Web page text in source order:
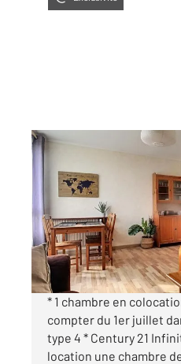
COMPIEGNE 60
Ref : 18125
Appartement
460 €
par mois charges
* 1 chambre en
compter du 1er juillet
type 4 * Century 21
location une chambre